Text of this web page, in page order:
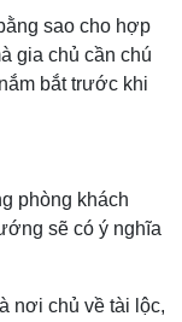
sao cho hợp
gia chủ cần chú
bắt trước khi
phòng khách
sẽ có ý nghĩa
nơi chủ về tài lộc,